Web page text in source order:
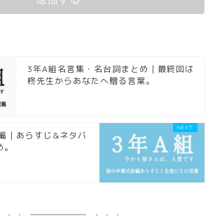
3年A組名言集・名台詞まとめ｜最終回は
柊先生からあなたへ贈る言葉。
｜あらすじ&ネタバ